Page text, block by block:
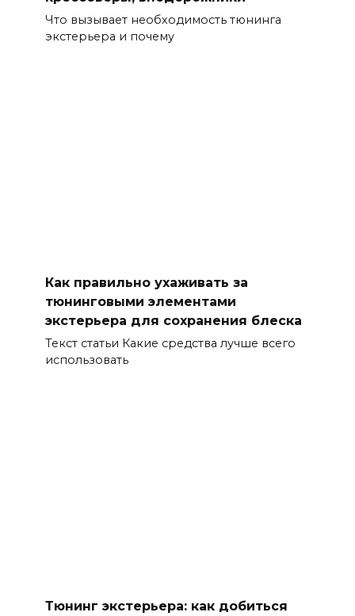
Что вызывает необходимость тюнинга
экстерьера и почему
Как правильно ухаживать за
тюнинговыми элементами
экстерьера для сохранения блеска
Текст статьи Какие средства лучше всего
использовать
Тюнинг экстерьера: как добиться